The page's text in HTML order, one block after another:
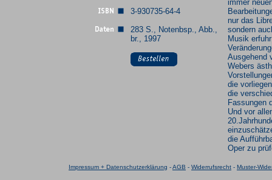
3-930735-64-4
283 S., Notenbsp., Abb.,
br., 1997
immer
nur das
sondern
Musik
Ausgehend
Webers
die
die
Fassungen
Und vor
die
Oper zu
Impressum + Datenschutzerklärung -AGB - Widerrufsrecht - Muster-